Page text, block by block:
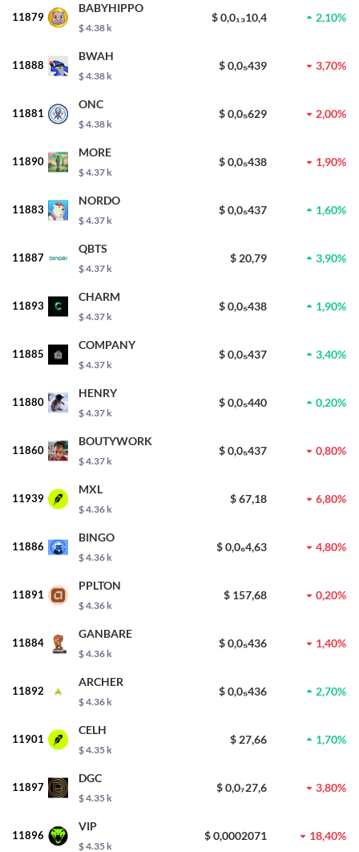
11879
BABYHIPPO
$ 4.38 k
$ 0,0₁₃10,4 2,10%
11888
BWAH
$ 4.38 k
$ 0,0₅439 3,70%
11881
ONC
$ 4.38 k
$ 0,0₅629 2,00%
11890
MORE
$ 4.37 k
$ 0,0₅438 1,90%
11883
NORDO
$ 4.37 k
$ 0,0₅437 1,60%
11887
QBTS
$ 4.37 k
$ 20,79 3,90%
11893
CHARM
$ 4.37 k
$ 0,0₅438 1,90%
11885
COMPANY
$ 4.37 k
$ 0,0₅437 3,40%
11880
HENRY
$ 4.37 k
$ 0,0₅440 0,20%
11860
BOUTYWORK
$ 4.37 k
$ 0,0₅437 0,80%
11939
MXL
$ 4.36 k
$ 67,18 6,80%
11886
BINGO
$ 4.36 k
$ 0,0₆4,63 4,80%
11891
PPLTON
$ 4.36 k
$ 157,68 0,20%
11884
GANBARE
$ 4.36 k
$ 0,0₅436 1,40%
11892
ARCHER
$ 4.36 k
$ 0,0₅436 2,70%
11901
CELH
$ 4.35 k
$ 27,66 1,70%
11897
DGC
$ 4.35 k
$ 0,0₇27,6 3,80%
11896
VIP
$ 4.35 k
$ 0,0002071 18,40%